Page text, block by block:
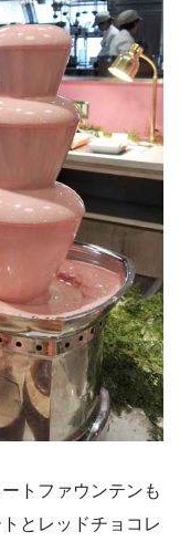
トファウンテンも
とレッドチョコレ